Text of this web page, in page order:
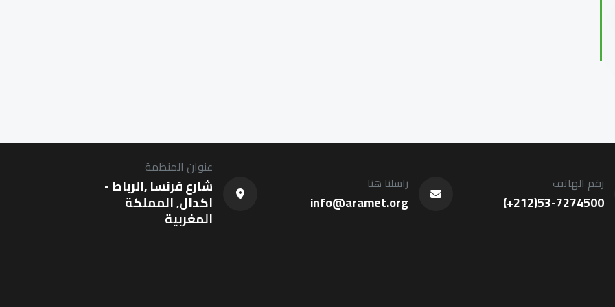
رقم الهاتف
(+212)53-7274500
راسلنا هنا
info@aramet.org
عنوان المنظمة
شارع فرنسا ,الرباط -
اكدال, المملكة
المغربية